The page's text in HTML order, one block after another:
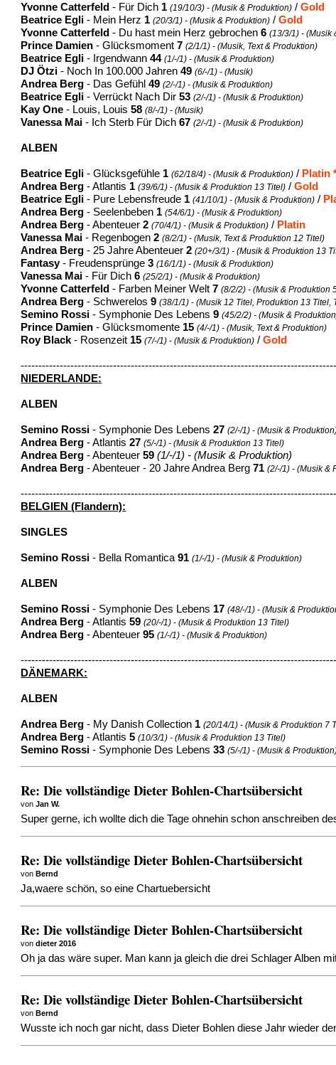
Yvonne Catterfeld - Für Dich 1 (19/10/3) - (Musik & Produktion) /Gold
Beatrice Egli - Mein Herz 1 (20/3/1) - (Musik & Produktion) /Gold
Yvonne Catterfeld - Du hast mein Herz gebrochen6 (13/3/1) - (Musik
Prince Damien - Glücksmoment7 (2/1/1) - (Musik, Text & Produktion)
Beatrice Egli - Irgendwann44 (1/-/1) - (Musik & Produktion)
DJ Ötzi- Noch In 100.000 Jahren49 (6/-/1) - (Musik)
Andrea Berg - Das Gefühl49 (2/-/1) - (Musik & Produktion)
Beatrice Egli - Verrückt Nach Dir53 (2/-/1) - (Musik & Produktion)
Kay One - Louis, Louis58 (8/-/1) - (Musik)
Vanessa Mai - Ich Sterb Für Dich67 (2/-/1) - (Musik & Produktion)
ALBEN
Beatrice Egli - Glücksgefühle 1 (62/18/4) - (Musik & Produktion) / Platin
Andrea Berg - Atlantis 1 (39/6/1) -(Musik & Produktion 13 Titel) /Gold
Beatrice Egli - Pure Lebensfreude 1 (41/10/1) - (Musik & Produktion) /
Andrea Berg - Seelenbeben 1 (54/6/1) - (Musik & Produktion)
Andrea Berg - Abenteuer2 (70/4/1) - (Musik & Produktion) / Platin
Vanessa Mai- Regenbogen2 (8/2/1) - (Musik, Text & Produktion 12 Titel)
Andrea Berg - 25 Jahre Abenteuer2 (20+/3/1) - (Musik & Produktion 13
Fantasy- Freudensprünge3 (16/1/1) - (Musik & Produktion)
Vanessa Mai- Für Dich6 (25/2/1) - (Musik & Produktion)
Yvonne Catterfeld - Farben Meiner Welt7 (8/2/2) - (Musik & Produktion
Andrea Berg - Schwerelos9 (38/1/1) -(Musik 12 Titel, Produktion 13 Titel,
Semino Rossi- Symphonie Des Lebens9 (45/2/2) - (Musik &
Prince Damien - Glücksmomente 15 (4/-/1) - (Musik, Text & Produktion)
Roy Black - Rosenzeit 15 (7/-/1) -(Musik & Produktion) /Gold
NIEDERLANDE:
ALBEN
Semino Rossi- Symphonie Des Lebens27 (2/-/1) - (Musik &
Andrea Berg - Atlantis27 (5/-/1) - (Musik & Produktion 13 Titel)
Andrea Berg- Abenteuer59 (1/-/1) - (Musik & Produktion)
Andrea Berg- Abenteuer - 20 Jahre Andrea Berg71 (2/-/1) - (Musik &
BELGIEN (Flandern):
SINGLES
Semino Rossi - Bella Romantica91 (1/-/1) - (Musik & Produktion)
ALBEN
Semino Rossi- Symphonie Des Lebens 17 (48/-/1) - (Musik &
Andrea Berg - Atlantis59 (20/-/1) -(Musik & Produktion 13 Titel)
Andrea Berg - Abenteuer95 (1/-/1) - (Musik & Produktion)
DÄNEMARK:
ALBEN
Andrea Berg - My Danish Collection 1 (20/14/1) - (Musik & Produktion 7
Andrea Berg - Atlantis5 (10/3/1) - (Musik & Produktion 13 Titel)
Semino Rossi - Symphonie Des Lebens33 (5/-/1) - (Musik &
Re: Die vollständige Dieter Bohlen-Chartsübersicht
vonJan W.
Super gerne, ich wollte dich die Tage ohnehin schon anschreiben
Re: Die vollständige Dieter Bohlen-Chartsübersicht
vonBernd
Ja,waere schön, so eine Chartuebersicht
Re: Die vollständige Dieter Bohlen-Chartsübersicht
vondieter 2016
Oh ja das wäre super. Man kann ja gleich die drei Schlager Alben
Re: Die vollständige Dieter Bohlen-Chartsübersicht
vonBernd
Wusste ich noch gar nicht, dass Dieter Bohlen diese Jahr wieder